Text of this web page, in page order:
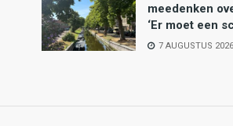
meedenken
‘Er moet een
7 AUGUSTUS 2026